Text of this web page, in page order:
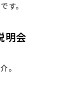
す。
明会
。